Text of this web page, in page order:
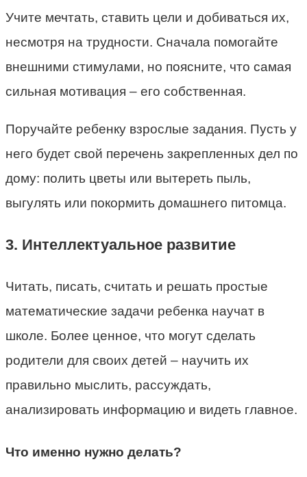
Учите мечтать, ставить цели и добиваться их,
несмотря на трудности. Сначала помогайте
внешними стимулами, но поясните, что самая
сильная мотивация – его собственная.
Поручайте ребенку взрослые задания. Пусть у
него будет свой перечень закрепленных дел по
дому: полить цветы или вытереть пыль,
выгулять или покормить домашнего питомца.
3. Интеллектуальное развитие
Читать, писать, считать и решать простые
математические задачи ребенка научат в
школе. Более ценное, что могут сделать
родители для своих детей – научить их
правильно мыслить, рассуждать,
анализировать информацию и видеть главное.
Что именно нужно делать?